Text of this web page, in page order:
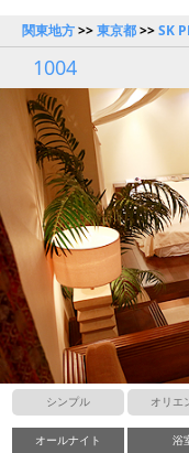
関東地方>>東京都>>SK
1004
シンプル オリエ
オールナイト 浴